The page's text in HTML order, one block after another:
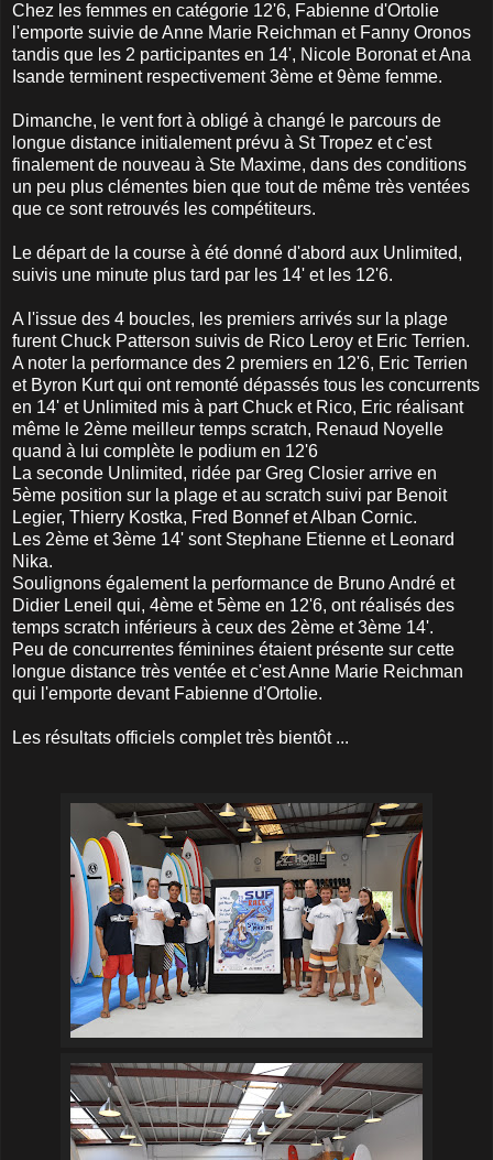
Chez les femmes en catégorie 12'6, Fabienne d'Ortolie
l'emporte suivie de Anne Marie Reichman et Fanny Oronos
tandis que les 2 participantes en 14', Nicole Boronat et Ana
Isande terminent respectivement 3ème et 9ème femme.
Dimanche, le vent fort à obligé à changé le parcours de
longue distance initialement prévu à St Tropez et c'est
finalement de nouveau à Ste Maxime, dans des conditions
un peu plus clémentes bien que tout de même très ventées
que ce sont retrouvés les compétiteurs.
Le départ de la course à été donné d'abord aux Unlimited,
suivis une minute plus tard par les 14' et les 12'6.
A l'issue des 4 boucles, les premiers arrivés sur la plage
furent Chuck Patterson suivis de Rico Leroy et Eric Terrien.
A noter la performance des 2 premiers en 12'6, Eric Terrien
et Byron Kurt qui ont remonté dépassés tous les concurrents
en 14' et Unlimited mis à part Chuck et Rico, Eric réalisant
même le 2ème meilleur temps scratch, Renaud Noyelle
quand à lui complète le podium en 12'6
La seconde Unlimited, ridée par Greg Closier arrive en
5ème position sur la plage et au scratch suivi par Benoit
Legier, Thierry Kostka, Fred Bonnef et Alban Cornic.
Les 2ème et 3ème 14' sont Stephane Etienne et Leonard
Nika.
Soulignons également la performance de Bruno André et
Didier Leneil qui, 4ème et 5ème en 12'6, ont réalisés des
temps scratch inférieurs à ceux des 2ème et 3ème 14'.
Peu de concurrentes féminines étaient présente sur cette
longue distance très ventée et c'est Anne Marie Reichman
qui l'emporte devant Fabienne d'Ortolie.
Les résultats officiels complet très bientôt ...